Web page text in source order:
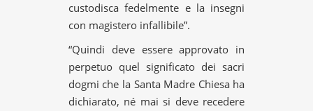
custodisca fedelmente e la insegni
con magistero infallibile”.
“Quindi deve essere approvato in
perpetuo quel significato dei sacri
dogmi che la Santa Madre Chiesa ha
dichiarato, né mai si deve recedere